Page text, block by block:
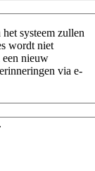
systeem zullen
wordt niet
een nieuw
via e-